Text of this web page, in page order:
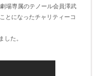
場専属のテノール会員澤武
とになったチャリティーコ
た。